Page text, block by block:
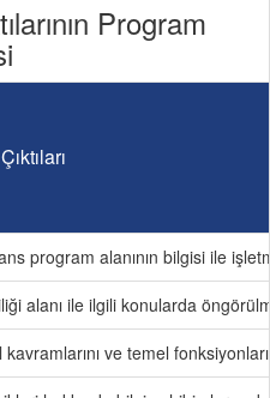
Program
program alanının bilgisi ile
alanı ile ilgili konularda
ve temel